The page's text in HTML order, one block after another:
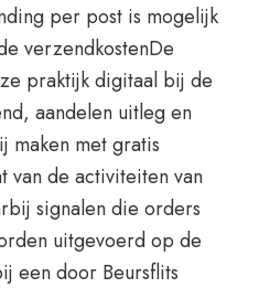
per post is mogelijk
verzendkostenDe
praktijk digitaal bij de
aandelen uitleg en
maken met gratis
van de activiteiten van
signalen die orders
uitgevoerd op de
een door Beursflits